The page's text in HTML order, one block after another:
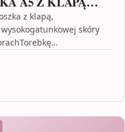
z klapą,
skóry